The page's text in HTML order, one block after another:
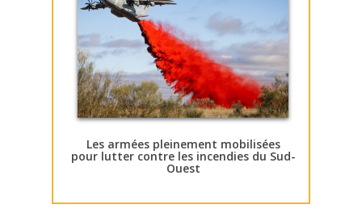
Les armées pleinement mobilisées
pour lutter contre les incendies du Sud-
Ouest